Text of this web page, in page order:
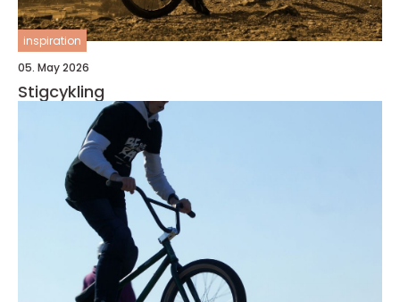
inspiration
05. May 2026
Stigcykling